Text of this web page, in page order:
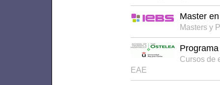
Master
Masters y
Cursos de
EAE